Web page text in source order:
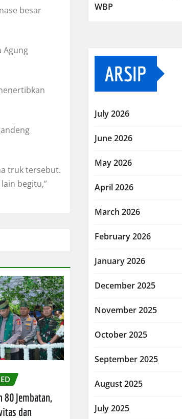
besar
Agung
truk tersebut.
begitu,”
80 Jembatan,
dan
WBP
ARSIP
July 2026
June 2026
May 2026
April 2026
March 2026
February 2026
January 2026
December 2025
November 2025
October 2025
September 2025
August 2025
July 2025